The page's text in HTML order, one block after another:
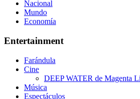
Nacional
Mundo
Economía
Entertainment
Farándula
Cine
DEEP WATER de Magenta
Música
Espectáculos